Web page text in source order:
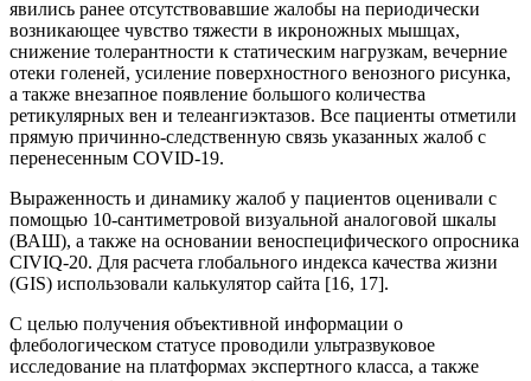
явились ранее отсутствовавшие жалобы на периодически
возникающее чувство тяжести в икроножных мышцах,
снижение толерантности к статическим нагрузкам, вечерние
отеки голеней, усиление поверхностного венозного рисунка,
а также внезапное появление большого количества
ретикулярных вен и телеангиэктазов. Все пациенты отметили
прямую причинно-следственную связь указанных жалоб с
перенесенным COVID-19.
Выраженность и динамику жалоб у пациентов оценивали с
помощью 10-сантиметровой визуальной аналоговой шкалы
(ВАШ), а также на основании веноспецифического опросника
CIVIQ-20. Для расчета глобального индекса качества жизни
(GIS) использовали калькулятор сайта [16, 17].
C целью получения объективной информации о
флебологическом статусе проводили ультразвуковое
исследование на платформах экспертного класса, а также